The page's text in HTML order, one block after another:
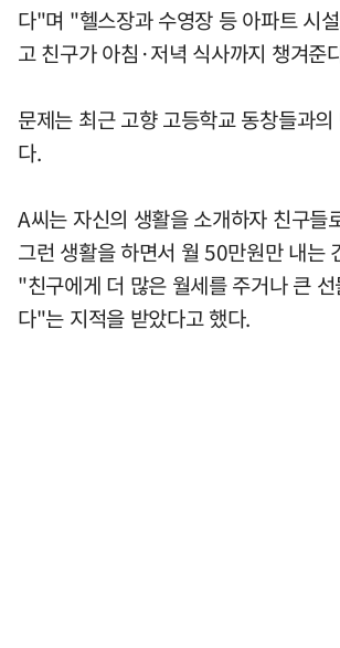
다"며 "헬스장과 수영장 등 아파트 시
고 친구가 아침·저녁 식사까지 챙겨준
문제는 최근 고향 고등학교 동창들과
다.
A씨는 자신의 생활을 소개하자 친구들
그런 생활을 하면서 월 50만원만 내는
"친구에게 더 많은 월세를 주거나 큰
다"는 지적을 받았다고 했다.